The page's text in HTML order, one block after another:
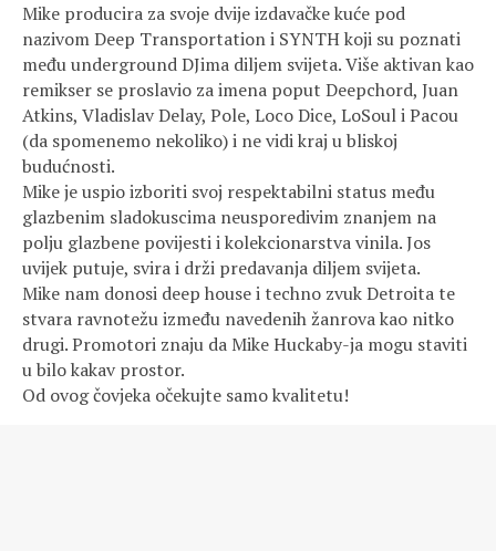
Mike producira za svoje dvije izdavačke kuće pod
nazivom Deep Transportation i SYNTH koji su poznati
među underground DJima diljem svijeta. Više aktivan kao
remikser se proslavio za imena poput Deepchord, Juan
Atkins, Vladislav Delay, Pole, Loco Dice, LoSoul i Pacou
(da spomenemo nekoliko) i ne vidi kraj u bliskoj
budućnosti.
Mike je uspio izboriti svoj respektabilni status među
glazbenim sladokuscima neusporedivim znanjem na
polju glazbene povijesti i kolekcionarstva vinila. Jos
uvijek putuje, svira i drži predavanja diljem svijeta.
Mike nam donosi deep house i techno zvuk Detroita te
stvara ravnotežu između navedenih žanrova kao nitko
drugi. Promotori znaju da Mike Huckaby-ja mogu staviti
u bilo kakav prostor.
Od ovog čovjeka očekujte samo kvalitetu!